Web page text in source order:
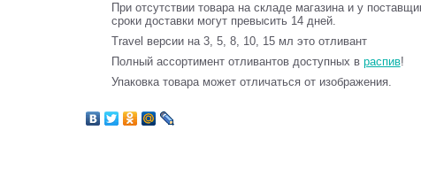
При отсутствии товара на складе магазина и у
сроки доставки могут превысить 14 дней.
Travel версии на 3, 5, 8, 10, 15 мл это отливант
Полный ассортимент отливантов доступных в распив!
Упаковка товара может отличаться от изображения.